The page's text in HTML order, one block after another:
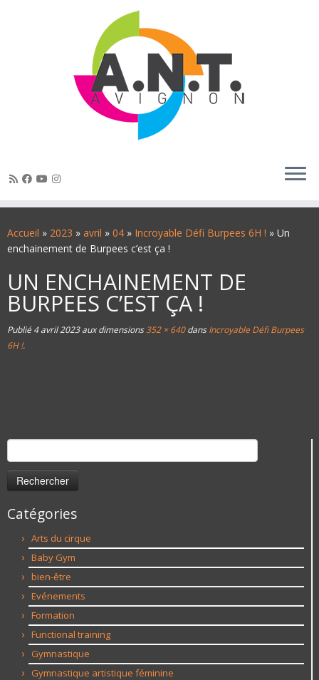
au
contenu
Accueil » 2023 » avril » 04 » Incroyable Défi Burpees 6H ! » Un
enchainement de Burpees c’est ça !
UN ENCHAINEMENT DE
BURPEES C’EST ÇA !
Publié 4 avril 2023aux dimensions352 × 640dansIncroyable Défi Burpees
6H !.
Rechercher :
Catégories
Arts du cirque
Baby Gym
bien-être
Evénements
Formation
Functional training
Gymnastique
Gymnastique artistique féminine